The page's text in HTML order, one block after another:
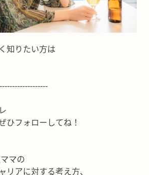
知りたい方は
ひフォローしてね！
マの
リアに対する考え方、